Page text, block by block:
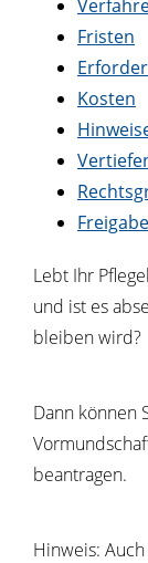
Fristen
Kosten
Lebt Ihr
und ist es
bleiben wird?
Dann können
beantragen.
Hinweis: